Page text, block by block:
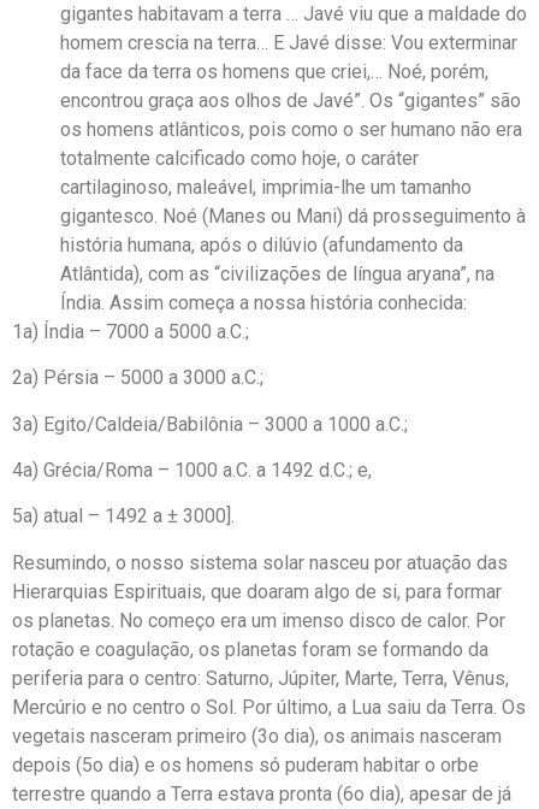
gigantes habitavam a terra … Javé viu que a maldade do
homem crescia na terra… E Javé disse: Vou exterminar
da face da terra os homens que criei,… Noé, porém,
encontrou graça aos olhos de Javé”. Os “gigantes” são
os homens atlânticos, pois como o ser humano não era
totalmente calcificado como hoje, o caráter
cartilaginoso, maleável, imprimia-lhe um tamanho
gigantesco. Noé (Manes ou Mani) dá prosseguimento à
história humana, após o dilúvio (afundamento da
Atlântida), com as “civilizações de língua aryana”, na
Índia. Assim começa a nossa história conhecida:
1a) Índia – 7000 a 5000 a.C.;
2a) Pérsia – 5000 a 3000 a.C.;
3a) Egito/Caldeia/Babilônia – 3000 a 1000 a.C.;
4a) Grécia/Roma – 1000 a.C. a 1492 d.C.; e,
5a) atual – 1492 a ± 3000].
Resumindo, o nosso sistema solar nasceu por atuação das
Hierarquias Espirituais, que doaram algo de si, para formar
os planetas. No começo era um imenso disco de calor. Por
rotação e coagulação, os planetas foram se formando da
periferia para o centro: Saturno, Júpiter, Marte, Terra, Vênus,
Mercúrio e no centro o Sol. Por último, a Lua saiu da Terra. Os
vegetais nasceram primeiro (3o dia), os animais nasceram
depois (5o dia) e os homens só puderam habitar o orbe
terrestre quando a Terra estava pronta (6o dia), apesar de já